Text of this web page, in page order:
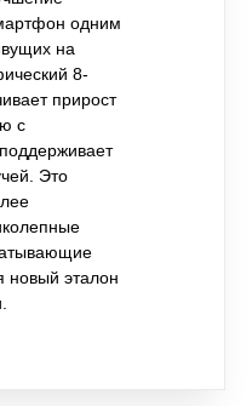
одним
на
8-
прирост
с
Это
новый эталон